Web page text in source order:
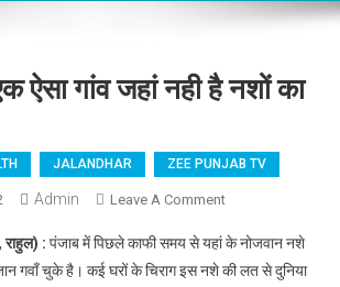
ऐसा गांव जहां नही है नशों का
JALANDHAR ZEE PUNJAB TV
Admin Leave A CommentOn जालन्धर का
नही है नशों का
नामोनिशान
राहुल) : पंजाब में पिछले काफी समय से यहां के नोजवान नशे
गवाँ चुके है। कई घरों के चिराग इस नशे की लत से दुनिया